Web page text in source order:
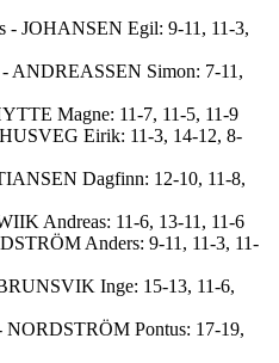
- JOHANSEN Egil: 9-11, 11-3,
ANDREASSEN Simon: 7-11,
Magne: 11-7, 11-5, 11-9
Eirik: 11-3, 14-12, 8-
Dagfinn: 12-10, 11-8,
Andreas: 11-6, 13-11, 11-6
Anders: 9-11, 11-3, 11-
Inge: 15-13, 11-6,
Pontus: 17-19,